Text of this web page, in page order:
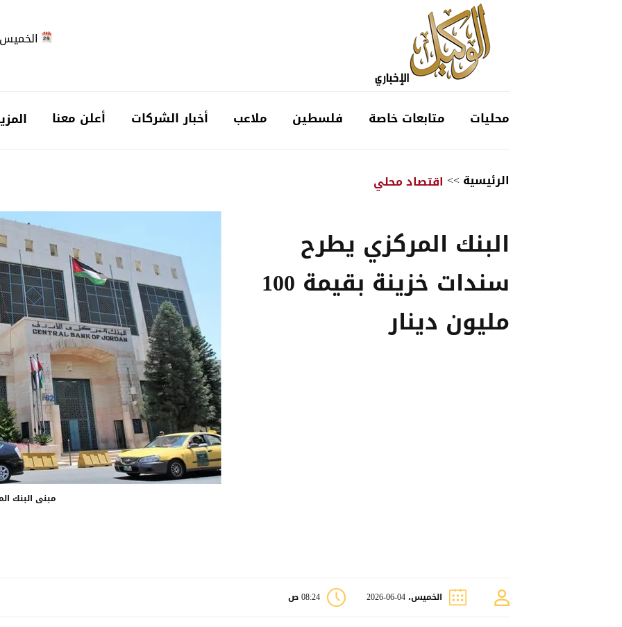
الخميس 2026-
محليات متابعات خاصة فلسطين ملاعب أخبار الشركات أعلن معنا
الرئيسية>> اقتصاد محلي
البنك المركزي يطرح
سندات خزينة بقيمة 100
مليون دينار
مبنى البنك
الخميس، 04-06-2026 08:24 ص